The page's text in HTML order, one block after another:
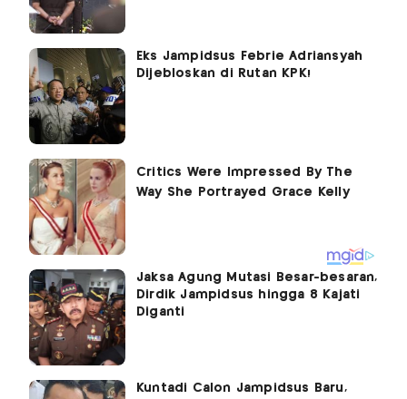
Eks Jampidsus Febrie Adriansyah
Dijebloskan di Rutan KPK!
Jaksa Agung Mutasi Besar-besaran,
Dirdik Jampidsus hingga 8 Kajati
Diganti
Kuntadi Calon Jampidsus Baru,